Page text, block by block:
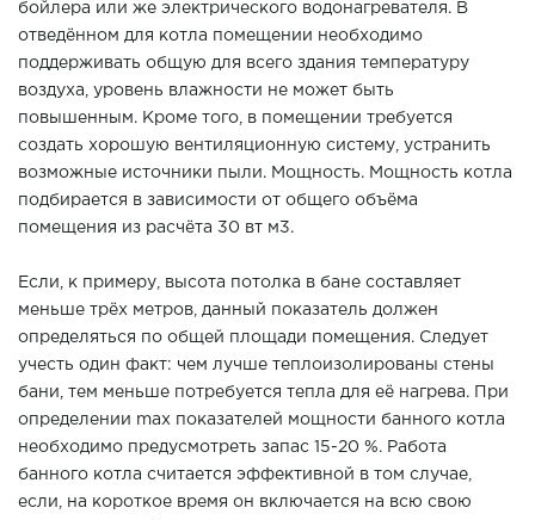
бойлера или же электрического водонагревателя. В
отведённом для котла помещении необходимо
поддерживать общую для всего здания температуру
воздуха, уровень влажности не может быть
повышенным. Кроме того, в помещении требуется
создать хорошую вентиляционную систему, устранить
возможные источники пыли. Мощность. Мощность котла
подбирается в зависимости от общего объёма
помещения из расчёта 30 вт м3.
Если, к примеру, высота потолка в бане составляет
меньше трёх метров, данный показатель должен
определяться по общей площади помещения. Следует
учесть один факт: чем лучше теплоизолированы стены
бани, тем меньше потребуется тепла для её нагрева. При
определении max показателей мощности банного котла
необходимо предусмотреть запас 15-20 %. Работа
банного котла считается эффективной в том случае,
если, на короткое время он включается на всю свою